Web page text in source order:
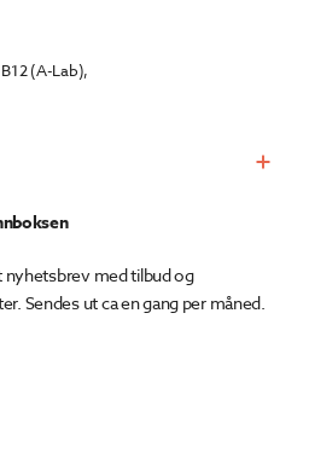
(A-Lab),
nyhetsbrev med tilbud og
Sendes ut ca en gang per måned.